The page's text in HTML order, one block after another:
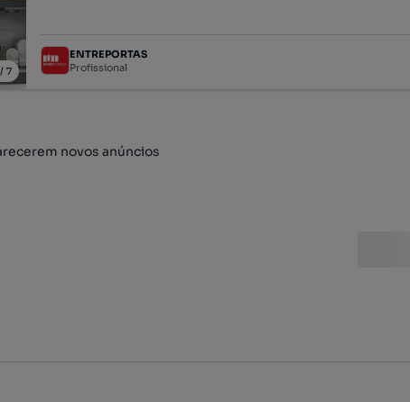
7
ENTREPORTAS
Profissional
novos anúncios